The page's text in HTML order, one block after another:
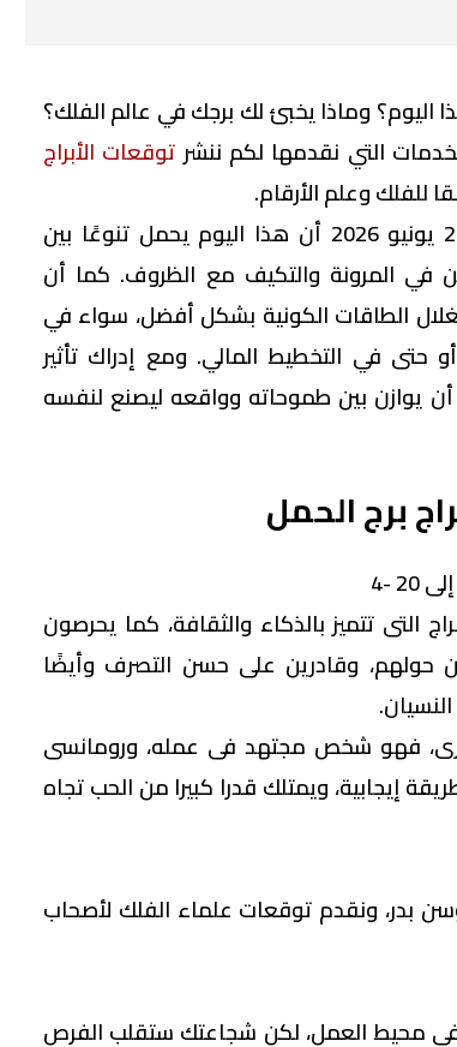
وماذا يخبئ لك برجك في عالم الفلك؟
التي نقدمها لكم ننشرتوقعات الأبراج
تؤكد توقعات الأبراج ليوم الثلاثاء 2 يونيو 2026 أن هذا اليوم يحمل تنوعًا بين
في المرونة والتكيف مع الظروف. كما أن
الطاقات الكونية بشكل أفضل، سواء في
حتى في التخطيط المالي. ومع إدراك تأثير
يوازن بين طموحاته وواقعه ليصنع لنفسه
برج الحمل
التى تتميز بالذكاء والثقافة، كما يحرصون
وقادرين على حسن التصرف وأيضًا
فهو شخص مجتهد فى عمله، ورومانسى
إيجابية، ويمتلك قدرا كبيرا من الحب تجاه
بدر، ونقدم توقعات علماء الفلك لأصحاب
محيط العمل، لكن شجاعتك ستقلب الفرص